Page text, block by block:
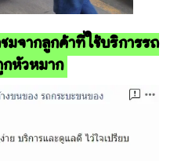
มจากลูกค้าที่ใช้บริการรถ
กหัวหมาก